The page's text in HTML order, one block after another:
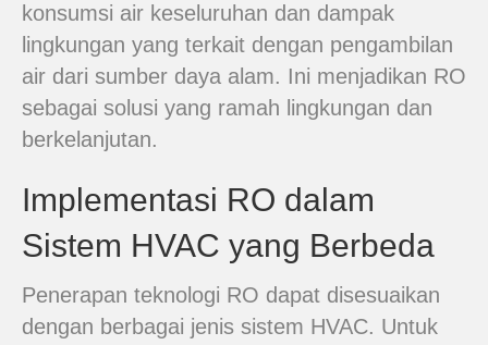
konsumsi air keseluruhan dan dampak
lingkungan yang terkait dengan pengambilan
air dari sumber daya alam. Ini menjadikan RO
sebagai solusi yang ramah lingkungan dan
berkelanjutan.
Implementasi RO dalam
Sistem HVAC yang Berbeda
Penerapan teknologi RO dapat disesuaikan
dengan berbagai jenis sistem HVAC. Untuk